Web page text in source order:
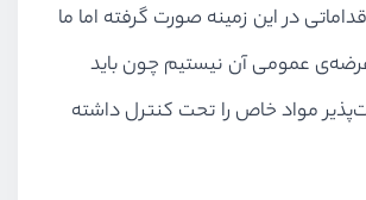
در این زمینه صورت گرفته اما ما
عمومی آن نیستیم چون باید
مواد خاص را تحت کنترل داشته